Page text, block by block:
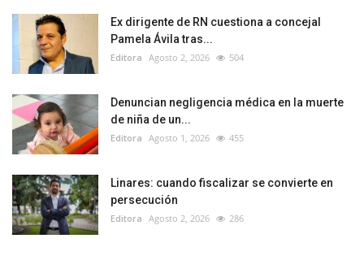
Ex dirigente de RN cuestiona a concejal
Pamela Ávila tras...
Editora Agosto 2, 2026 504
Denuncian negligencia médica en la muerte
de niña de un...
Editora Agosto 1, 2026 455
Linares: cuando fiscalizar se convierte en
persecución
Editora Agosto 2, 2026 286